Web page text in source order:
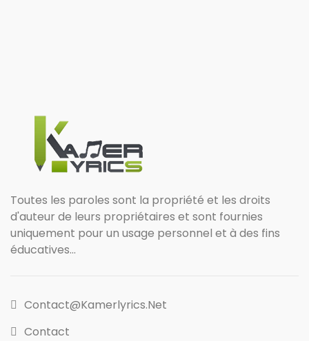
Toutes les paroles sont la propriété et les droits
d'auteur de leurs propriétaires et sont fournies
uniquement pour un usage personnel et à des fins
éducatives...
Contact@kamerlyrics.net
Contact